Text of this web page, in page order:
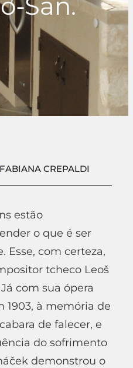
FABIANA CREPALDI
estão
o que é ser
Esse, com certeza,
tcheco Leoš
com sua ópera
1903, à memória de
de falecer, e
do sofrimento
demonstrou o